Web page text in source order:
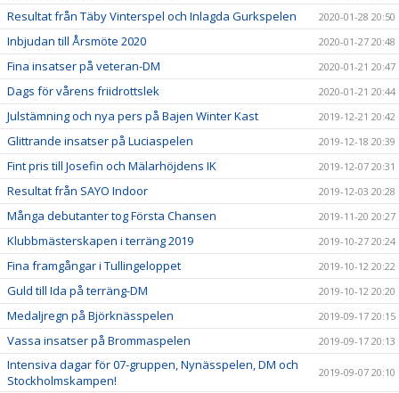
Resultat från Täby Vinterspel och Inlagda Gurkspelen 2020-01-28 20:50
Inbjudan till Årsmöte 2020 2020-01-27 20:48
Fina insatser på veteran-DM 2020-01-21 20:47
Dags för vårens friidrottslek 2020-01-21 20:44
Julstämning och nya pers på Bajen Winter Kast 2019-12-21 20:42
Glittrande insatser på Luciaspelen 2019-12-18 20:39
Fint pris till Josefin och Mälarhöjdens IK 2019-12-07 20:31
Resultat från SAYO Indoor 2019-12-03 20:28
Många debutanter tog Första Chansen 2019-11-20 20:27
Klubbmästerskapen i terräng 2019 2019-10-27 20:24
Fina framgångar i Tullingeloppet 2019-10-12 20:22
Guld till Ida på terräng-DM 2019-10-12 20:20
Medaljregn på Björknässpelen 2019-09-17 20:15
Vassa insatser på Brommaspelen 2019-09-17 20:13
Intensiva dagar för 07-gruppen, Nynässpelen, DM och
Stockholmskampen!
2019-09-07 20:10